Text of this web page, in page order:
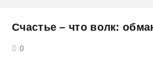
Счастье – что волк:
0